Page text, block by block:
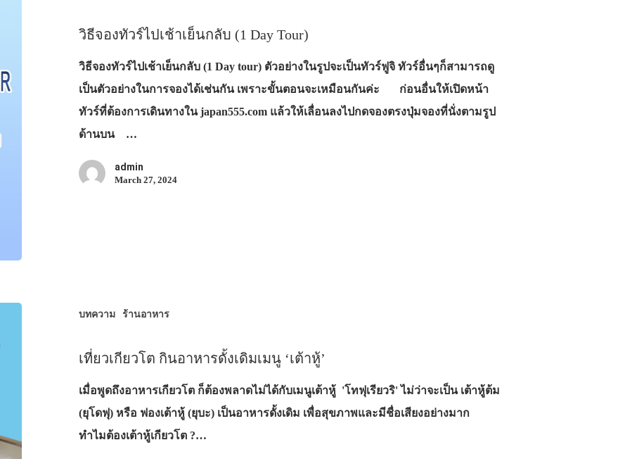
วิธีจองทัวร์ไปเช้าเย็นกลับ (1 Day Tour)
วิธีจองทัวร์ไปเช้าเย็นกลับ (1 Day tour) ตัวอย่างในรูปจะเป็นทัวร์ฟูจิ ทัวร์อื่นๆก็สามารถดู
เป็นตัวอย่างในการจองได้เช่นกัน เพราะขั้นตอนจะเหมือนกันค่ะ ก่อนอื่นให้เปิดหน้า
ทัวร์ที่ต้องการเดินทางใน japan555.com แล้วให้เลื่อนลงไปกดจองตรงปุ่มจองที่นั่งตามรูป
ด้านบน …
admin
March 27, 2024
บทความ ร้านอาหาร
เที่ยวเกียวโต กินอาหารดั้งเดิมเมนู ‘เต้าหู้’
เมื่อพูดถึงอาหารเกียวโต ก็ต้องพลาดไม่ได้กับเมนูเต้าหู้ 'โทฟุเรียวริ' ไม่ว่าจะเป็น เต้าหู้ต้ม
(ยุโดฟุ) หรือ ฟองเต้าหู้ (ยุบะ) เป็นอาหารดั้งเดิม เพื่อสุขภาพและมีชื่อเสียงอย่างมาก
ทำไมต้องเต้าหู้เกียวโต ?…